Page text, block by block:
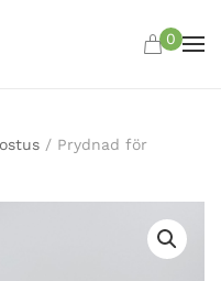
0
/ Prydnad för